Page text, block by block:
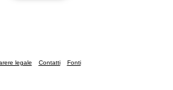
legale Contatti Fonti